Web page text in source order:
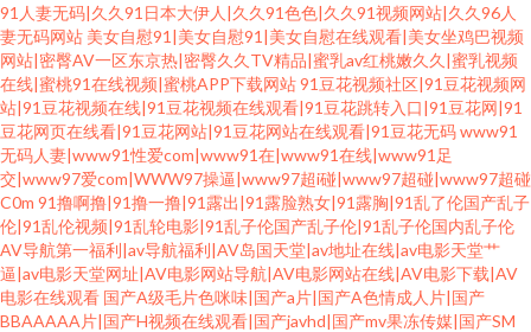
91人妻无码|久久91日本大伊人|久久91色色|久久91视频网站|久久96人
妻无码网站 美女自慰91|美女自慰91|美女自慰在线观看|美女坐鸡巴视频
网站|密臀AV一区东京热|密臀久久TV精品|蜜乳av红桃嫩久久|蜜乳视频
在线|蜜桃91在线视频|蜜桃APP下载网站91豆花视频社区|91豆花视频网
站|91豆花视频在线|91豆花视频在线观看|91豆花跳转入口|91豆花网|91
豆花网页在线看|91豆花网站|91豆花网站在线观看|91豆花无码www91
无码人妻|www91性爱com|www91在|www91在线|www91足
交|www97爱com|WWW97操逼|www97超i碰|www97超碰|www97超碰
C0m 91撸啊撸|91撸一撸|91露出|91露脸熟女|91露胸|91乱了伦国产乱子
伦|91乱伦视频|91乱轮电影|91乱子伦国产乱子伦|91乱子伦国内乱子伦
AV导航第一福利|av导航福利|AV岛国天堂|av地址在线|av电影天堂艹
逼|av电影天堂网址|AV电影网站导航|AV电影网站在线|AV电影下载|AV
电影在线观看 国产A级毛片色咪味|国产a片|国产A色情成人片|国产
BBAAAAA片|国产H视频在线观看|国产javhd|国产mv果冻传媒|国产SM